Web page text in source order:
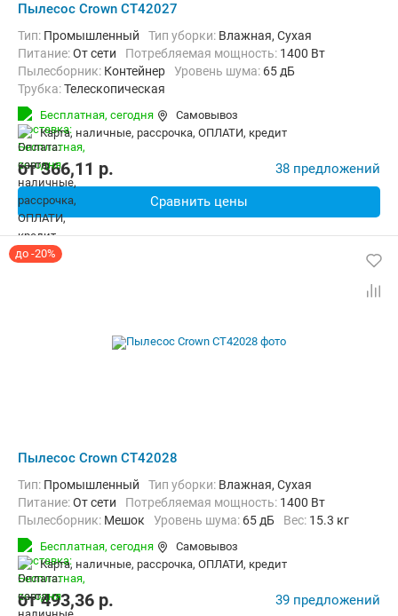
Пылесос Crown CT42027
Тип: Промышленный Тип уборки: Влажная, Сухая
питание:От сети Потребляемая мощность: 1400 Вт
пылесборник: Контейнер уровень шума: 65 дБ
трубка:Телескопическая
Дополнительно:
Бесплатная, сегодня
Самовывоз
карта, наличные, рассрочка, ОПЛАТИ, кредит
от366,11 p. 38 предложений
Сравнить цены
до -20%
Пылесос Crown CT42028
Тип: Промышленный Тип уборки: Влажная, Сухая
питание:От сети Потребляемая мощность: 1400 Вт
пылесборник: Мешок уровень шума: 65 дБ Вес: 15.3 кг
Бесплатная, сегодня
Самовывоз
карта, наличные, рассрочка, ОПЛАТИ, кредит
от493,36 p. 39 предложений